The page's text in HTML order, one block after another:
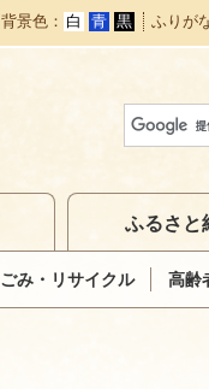
背景色 白 青 黒 ふりが
ごみ・リサイクル 高齢
ふるさと